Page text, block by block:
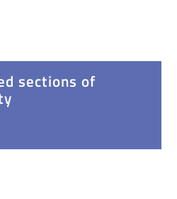
sections of